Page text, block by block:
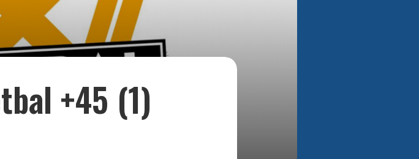
Bekijk alle foto's
+45 (1)